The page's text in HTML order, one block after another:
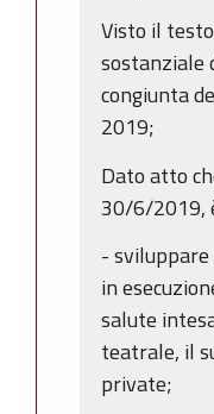
Visto il
sostanziale
congiunta
2019;
Dato atto
30/6/2019,
-
in
salute
teatrale, il
private;